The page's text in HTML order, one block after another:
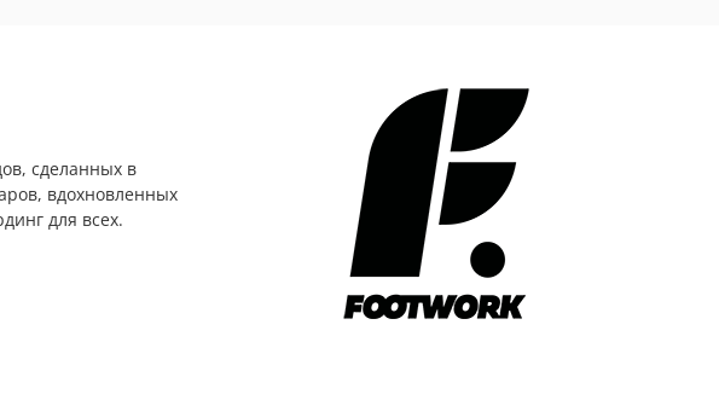
сделанных в
вдохновленных
для всех.